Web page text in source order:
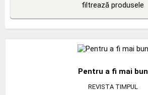
filtrează produsele
Pentru a fi mai bun
REVISTA TIMPUL